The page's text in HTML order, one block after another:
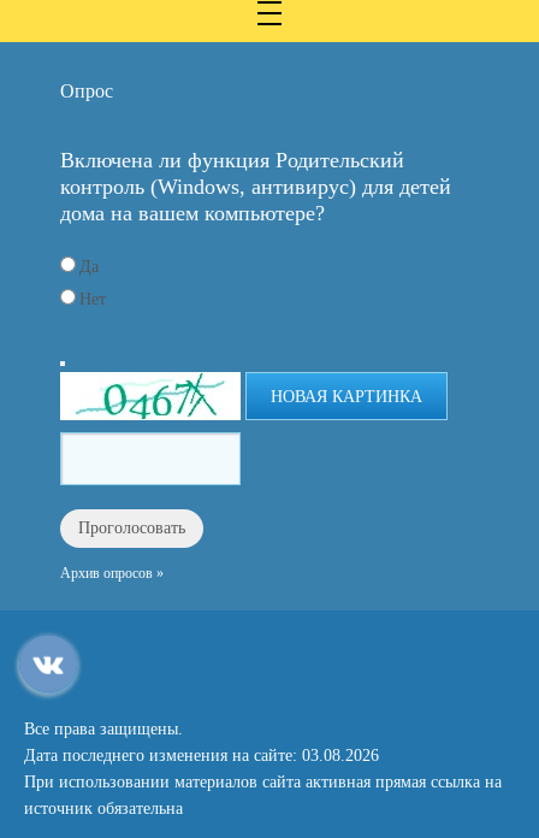
Опрос
Включена ли функция Родительский
контроль (Windows, антивирус) для детей
дома на вашем компьютере?
Да
Нет
НОВАЯ КАРТИНКА
Архив опросов »
Все права защищены.
Дата последнего изменения на сайте: 03.08.2026
При использовании материалов сайта активная прямая ссылка на
источник обязательна